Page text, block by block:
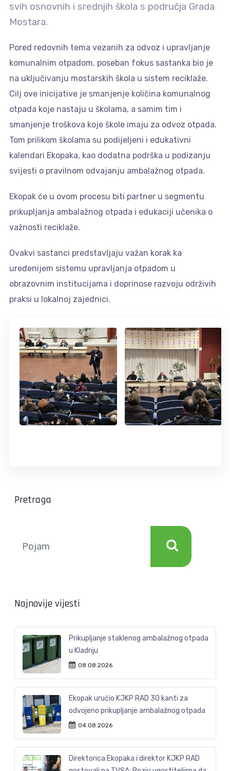
svih osnovnih i srednjih škola s područja Grada
Mostara.
Pored redovnih tema vezanih za odvoz i upravljanje
komunalnim otpadom, poseban fokus sastanka bio je
na uključivanju mostarskih škola u sistem reciklaže.
Cilj ove inicijative je smanjenje količina komunalnog
otpada koje nastaju u školama, a samim tim i
smanjenje troškova koje škole imaju za odvoz otpada.
Tom prilikom školama su podijeljeni i edukativni
kalendari Ekopaka, kao dodatna podrška u podizanju
svijesti o pravilnom odvajanju ambalažnog otpada.
Ekopak će u ovom procesu biti partner u segmentu
prikupljanja ambalažnog otpada i edukaciji učenika o
važnosti reciklaže.
Ovakvi sastanci predstavljaju važan korak ka
uređenijem sistemu upravljanja otpadom u
obrazovnim institucijama i doprinose razvoju održivih
praksi u lokalnoj zajednici.
Pretraga
Najnovije vijesti
Prikupljanje staklenog ambalažnog otpada
u Kladnju
08.08.2026
Ekopak uručio KJKP RAD 30 kanti za
odvojeno prikupljanje ambalažnog otpada
04.08.2026
Direktorica Ekopaka i direktor KJKP RAD